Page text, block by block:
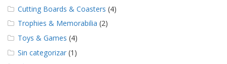
n
o
Cutting Boards & Coasters (4)
Trophies & Memorabilia (2)
Toys & Games (4)
Sin categorizar (1)